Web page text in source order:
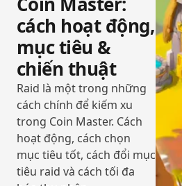
cách hoạt động,
mục tiêu &
chiến thuật
Raid là một trong những
cách chính để kiếm xu
trong Coin Master. Cách
hoạt động, cách chọn
mục tiêu tốt, cách đổi mục
tiêu raid và cách tối đa